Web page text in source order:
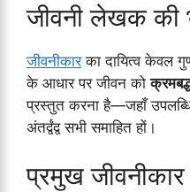
जीवनी लेखक की
जीवनीकारका दायित्व केवल
के आधार पर जीवन को
प्रस्तुत करना है—जहाँ
अंतर्द्वंद्व सभी समाहित हों।
प्रमुख जीवनीकार